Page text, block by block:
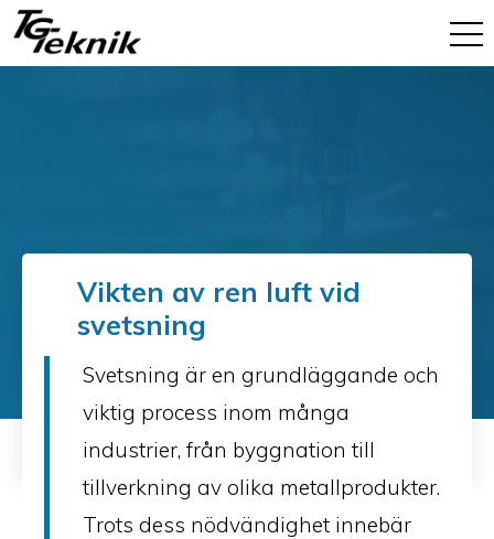
Vikten av ren luft vid
svetsning
Svetsning är en grundläggande och
viktig process inom många
industrier, från byggnation till
tillverkning av olika metallprodukter.
Trots dess nödvändighet innebär